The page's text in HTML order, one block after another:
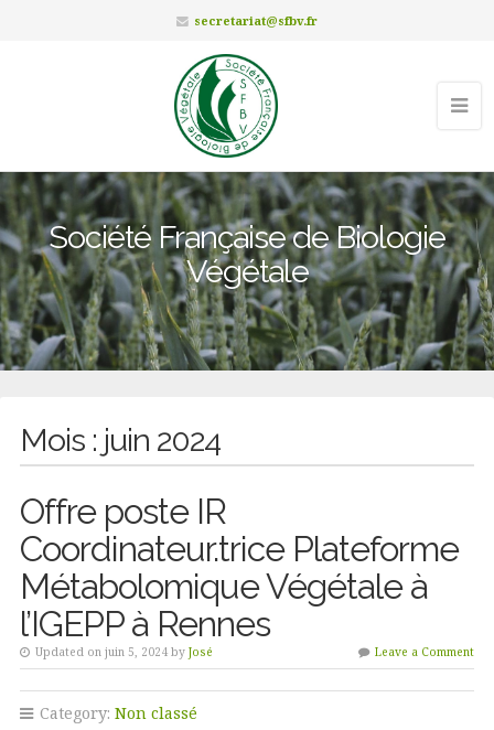
secretariat@sfbv.fr
Société Française de Biologie
Végétale
Mois : juin 2024
Offre poste IR
Coordinateur.trice Plateforme
Métabolomique Végétale à
l’IGEPP à Rennes
Updated on juin 5, 2024 by José Leave a Comment
Category: Non classé